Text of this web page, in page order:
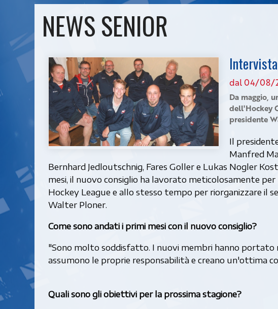
NEWS SENIOR
dal 04/08/
Da maggio,
dell'Hockey
presidente
Il
Manfred
Bernhard Jedloutschnig, Fares Goller e Lukas Nogler
mesi, il nuovo consiglio ha lavorato meticolosamente
Hockey League e allo stesso tempo per riorganizzare il
Walter Ploner.
Come sono andati i primi mesi con il nuovo consiglio?
"Sono molto soddisfatto. I nuovi membri hanno portato
assumono le proprie responsabilità e creano un'ottima
Quali sono gli obiettivi per la prossima stagione?